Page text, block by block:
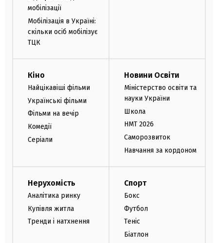
мобілізації
Мобілізація в Україні:
скільки осіб мобілізує
ТЦК
Кіно
Найцікавіші фільми
Українські фільми
Фільми на вечір
Комедії
Серіали
Новини Освіти
Міністерство освіти та
науки України
Школа
НМТ 2026
Саморозвиток
Навчання за кордоном
Нерухомість
Аналітика ринку
Купівля житла
Тренди і натхнення
Спорт
Бокс
Футбол
Теніс
Біатлон